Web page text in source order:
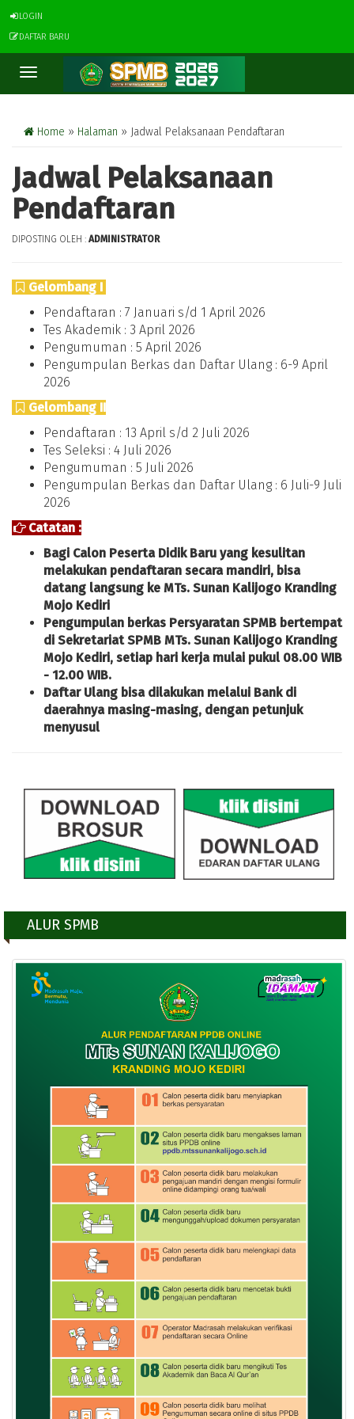
LOGIN
DAFTAR BARU
Toggle
navigation
Home » Halaman » Jadwal Pelaksanaan Pendaftaran
Jadwal Pelaksanaan
Pendaftaran
DIPOSTING OLEH : ADMINISTRATOR
Gelombang I
Pendaftaran : 7 Januari s/d 1 April 2026
Tes Akademik : 3 April 2026
Pengumuman : 5 April 2026
Pengumpulan Berkas dan Daftar Ulang : 6-9 April
2026
Gelombang II
Pendaftaran : 13 April s/d 2 Juli 2026
Tes Seleksi : 4 Juli 2026
Pengumuman : 5 Juli 2026
Pengumpulan Berkas dan Daftar Ulang : 6 Juli-9 Juli
2026
Catatan :
Bagi Calon Peserta Didik Baru yang kesulitan
melakukan pendaftaran secara mandiri, bisa
datang langsung ke MTs. Sunan Kalijogo Kranding
Mojo Kediri
Pengumpulan berkas Persyaratan SPMB bertempat
di Sekretariat SPMB MTs. Sunan Kalijogo Kranding
Mojo Kediri, setiap hari kerja mulai pukul 08.00 WIB
- 12.00 WIB.
Daftar Ulang bisa dilakukan melalui Bank di
daerahnya masing-masing, dengan petunjuk
menyusul
ALUR SPMB